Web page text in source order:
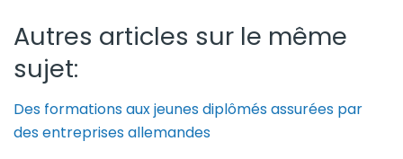
Autres articles sur le même
sujet:
Des formations aux jeunes diplômés assurées par
des entreprises allemandes